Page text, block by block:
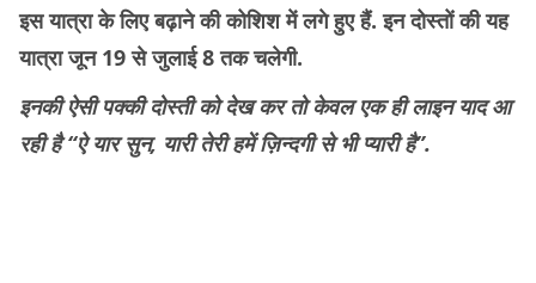
इस यात्रा के लिए बढ़ाने की कोशिश में लगे हुए हैं. इन दोस्तों की यह
यात्रा जून 19 से जुलाई 8 तक चलेगी.
इनकी ऐसी पक्की दोस्ती को देख कर तो केवल एक ही लाइन याद आ
रही है “ऐ यार सुन, यारी तेरी हमें ज़िन्दगी से भी प्यारी है”.